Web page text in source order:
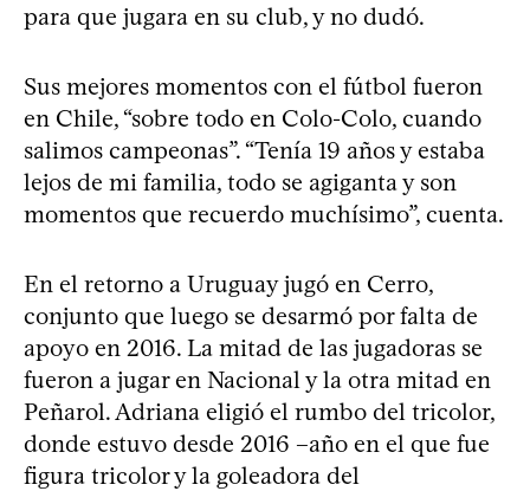
para que jugara en su club, y no dudó.
Sus mejores momentos con el fútbol fueron
en Chile, “sobre todo en Colo-Colo, cuando
salimos campeonas”. “Tenía 19 años y estaba
lejos de mi familia, todo se agiganta y son
momentos que recuerdo muchísimo”, cuenta.
En el retorno a Uruguay jugó en Cerro,
conjunto que luego se desarmó por falta de
apoyo en 2016. La mitad de las jugadoras se
fueron a jugar en Nacional y la otra mitad en
Peñarol. Adriana eligió el rumbo del tricolor,
donde estuvo desde 2016 –año en el que fue
figura tricolor y la goleadora del